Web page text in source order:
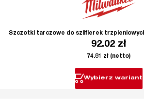
Szczotki tarczowe do szlifierek
92.02 zł
74.81 zł (netto)
Wybierz wariant